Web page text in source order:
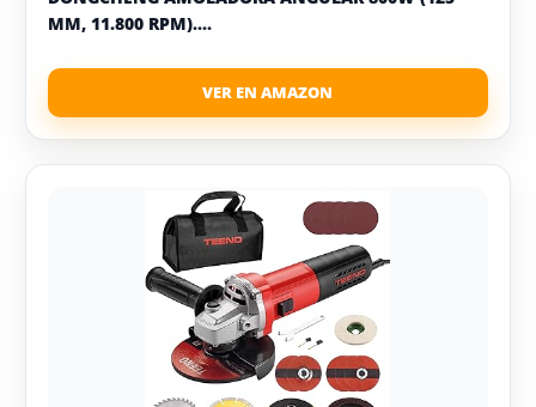
MM, 11.800 RPM)....